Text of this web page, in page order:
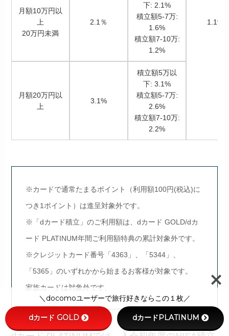
1.1%
月額10万円以
上
20万円未満
2.1％
下: 2.1%
積立額5-7万:
1.6%
積立額7-10万:
1.2%
月額20万円以
上
3.1%
積立額5万以
下: 3.1%
積立額5-7万:
2.6%
積立額7-10万:
2.2%
※カードで通常たまるポイント（利用額100円(税込)に
つき1ポイント）は進呈対象外です。
※「dカード積立」のご利用額は、dカード GOLD/dカ
ード PLATINUM年間ご利用額特典の累計対象外です。
※クレジットカード番号「4363」、「5344」、
「5365」のいずれかから始まるお客様が対象です。
家族カードは対象外です。
＼docomoユーザーで旅行好きならこの１枚／
dカード GOLD dカードPLATINUM